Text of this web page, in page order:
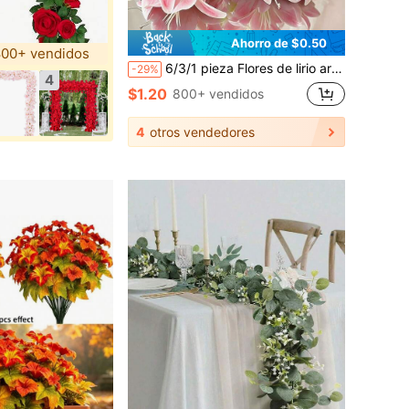
vendidos
4
Ahorro de $0.50
-29% 6/3/1 pieza Flores de lirio artificial rosa claro, decoración floral falsa, adecuada para ramos de decoración del hogar, regalos de novia DIY para bodas, suministros para fiestas de cumpleaños, centros de mesa, decoración de jardín, ramos de decoración de bodas, ramos de mano, flores artificiales, decoración de habitación para regreso a la escuela, flores de lirio de seda falsas (Flores de boda, Rosa, Flores, Flores artificiales, Plantas artificiales, Flores falsas, Plantas falsas, Regalo del Día de la Madre, Día de la Madre)
$1.20 800+ vendidos
4 otros vendedores